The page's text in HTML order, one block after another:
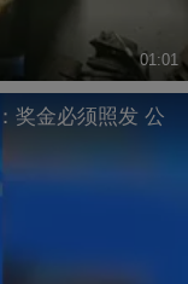
01:01
奖金必须照发 公